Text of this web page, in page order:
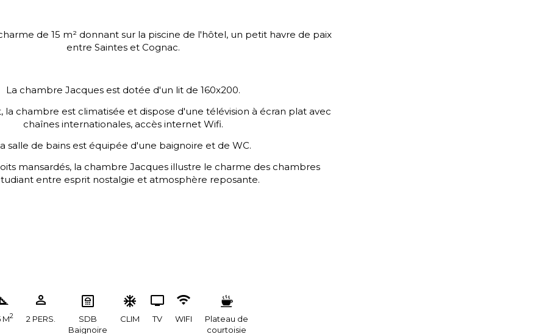
de 15 m² donnant sur la piscine de l'hôtel, un petit havre de paix
entre Saintes et Cognac.
La chambre Jacques est dotée d'un lit de 160x200.
la chambre est climatisée et dispose d'une télévision à écran plat avec
chaînes internationales, accès internet Wifi.
salle de bains est équipée d'une baignoire et de WC.
mansardés, la chambre Jacques illustre le charme des chambres
entre esprit nostalgie et atmosphère reposante.
M2 2 PERS.
SDB
Baignoire
CLIM TV WIFI
Plateau de
courtoisie